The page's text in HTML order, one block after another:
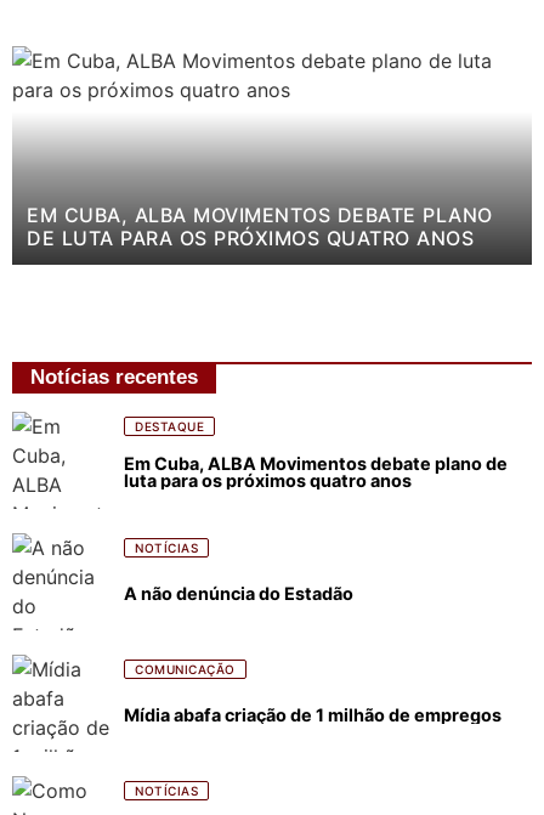
EM CUBA, ALBA MOVIMENTOS DEBATE PLANO
DE LUTA PARA OS PRÓXIMOS QUATRO ANOS
Notícias recentes
DESTAQUE
Em Cuba, ALBA Movimentos debate plano de
luta para os próximos quatro anos
NOTÍCIAS
A não denúncia do Estadão
COMUNICAÇÃO
Mídia abafa criação de 1 milhão de empregos
NOTÍCIAS